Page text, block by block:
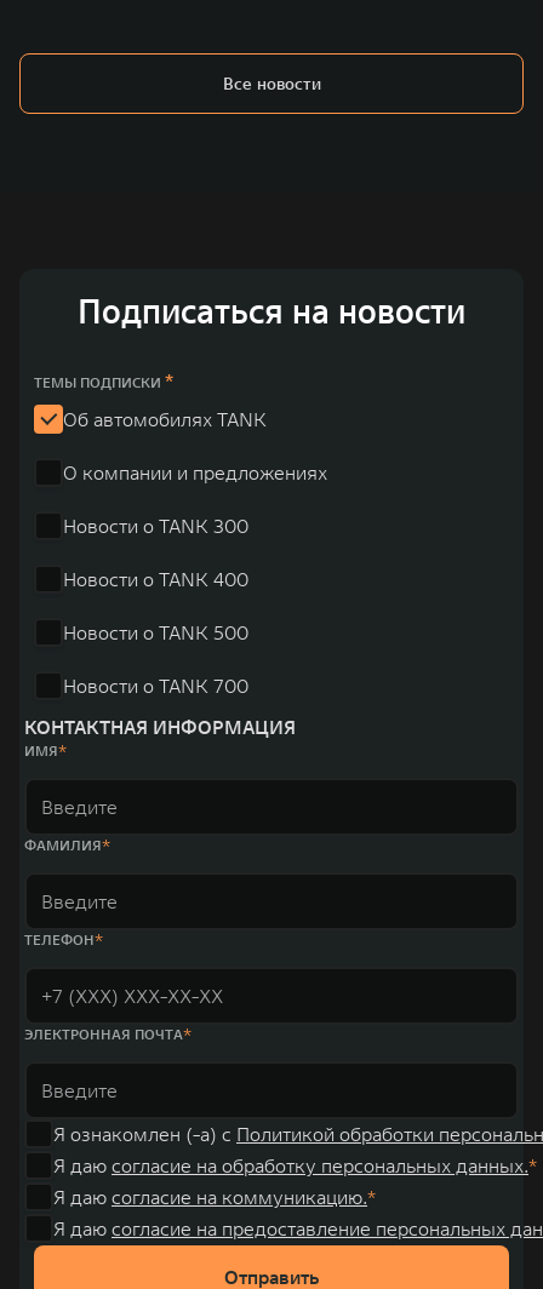
Все новости
Подписаться на новости
ТЕМЫ ПОДПИСКИ *
Об автомобилях TANK
О компании и предложениях
Новости о TANK 300
Новости о TANK 400
Новости о TANK 500
Новости о TANK 700
КОНТАКТНАЯ ИНФОРМАЦИЯ
ИМЯ
ФАМИЛИЯ
ТЕЛЕФОН
ЭЛЕКТРОННАЯ ПОЧТА
Я ознакомлен (-а) с Политикой обработки
Я даю согласие на обработку персональных данных.
Я даю согласие на коммуникацию.
Я даю согласие на предоставление персональных
Отправить